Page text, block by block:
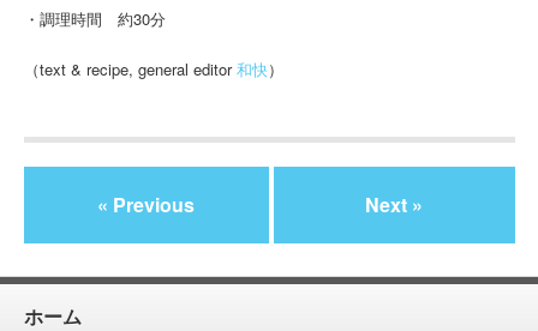
・調理時間 約30分
（text & recipe, general editor和快）
« Previous Next »
ホーム